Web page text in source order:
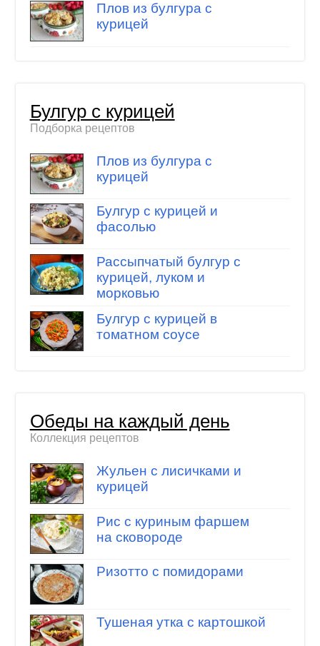
Плов из булгура с
курицей
Булгур с курицей
Подборка рецептов
Плов из булгура с
курицей
Булгур с курицей и
фасолью
Рассыпчатый булгур с
курицей, луком и
морковью
Булгур с курицей в
томатном соусе
Обеды на каждый день
Коллекция рецептов
Жульен с лисичками и
курицей
Рис с куриным фаршем
на сковороде
Ризотто с помидорами
Тушеная утка с картошкой